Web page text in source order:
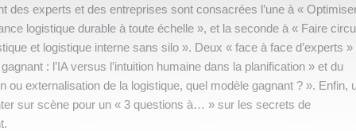
des experts et des entreprises sont consacrées l’une à «
logistique durable à toute échelle », et la seconde à « Faire
et logistique interne sans silo ». Deux « face à face d’experts »
: l’IA versus l’intuition humaine dans la planification » et du
ou externalisation de la logistique, quel modèle gagnant ? ». Enfin,
sur scène pour un « 3 questions à… » sur les secrets de